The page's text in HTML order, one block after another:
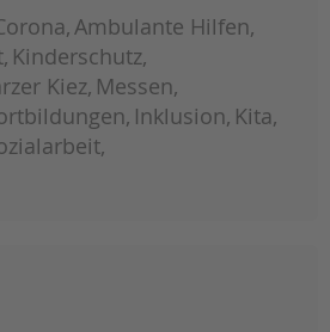
Ambulante Hilfen
Kinderschutz
Kiez Messen
Inklusion Kita